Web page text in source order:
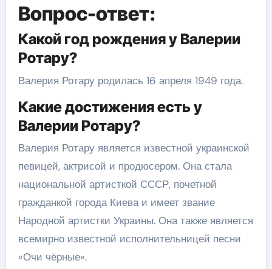
Вопрос-ответ:
Какой год рождения у Валерии
Ротару?
Валерия Ротару родилась 16 апреля 1949 года.
Какие достижения есть у
Валерии Ротару?
Валерия Ротару является известной украинской
певицей, актрисой и продюсером. Она стала
национальной артисткой СССР, почетной
гражданкой города Киева и имеет звание
Народной артистки Украины. Она также является
всемирно известной исполнительницей песни
«Очи чёрные».